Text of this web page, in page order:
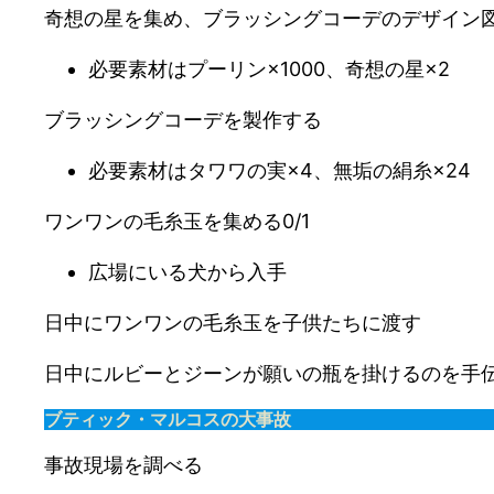
奇想の星を集め、ブラッシングコーデのデザイン
必要素材はプーリン×1000、奇想の星×2
ブラッシングコーデを製作する
必要素材はタワワの実×4、無垢の絹糸×24
ワンワンの毛糸玉を集める0/1
広場にいる犬から入手
日中にワンワンの毛糸玉を子供たちに渡す
日中にルビーとジーンが願いの瓶を掛けるのを手
ブティック・マルコスの大事故
事故現場を調べる